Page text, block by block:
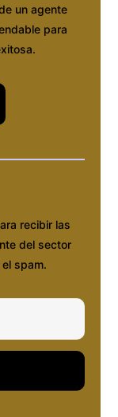
un agente
para
recibir las
del sector
spam.